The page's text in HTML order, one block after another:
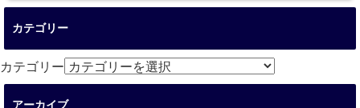
カテゴリー
カテゴリー
アーカイブ